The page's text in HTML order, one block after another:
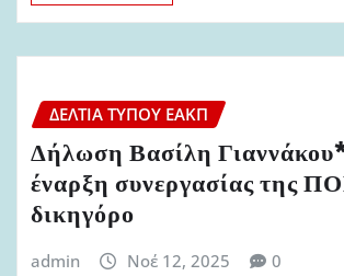
ΔΕΛΤΊΑ ΤΎΠΟΥ ΕΑΚΠ
Δήλωση Βασίλη
έναρξη συνεργασίας της
δικηγόρο
admin Νοέ 12, 2025 0